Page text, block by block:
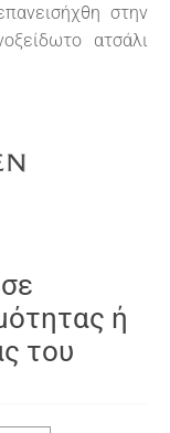
στην
ατσάλι
ή
του